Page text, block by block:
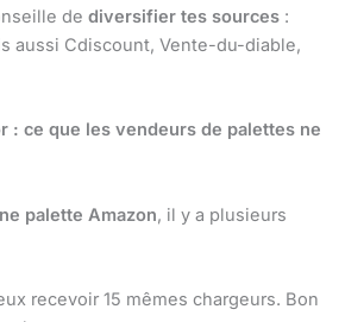
de diversifier tes sources :
aussi Cdiscount, Vente-du-diable,
: ce que les vendeurs de palettes ne
palette Amazon, il y a plusieurs
recevoir 15 mêmes chargeurs. Bon